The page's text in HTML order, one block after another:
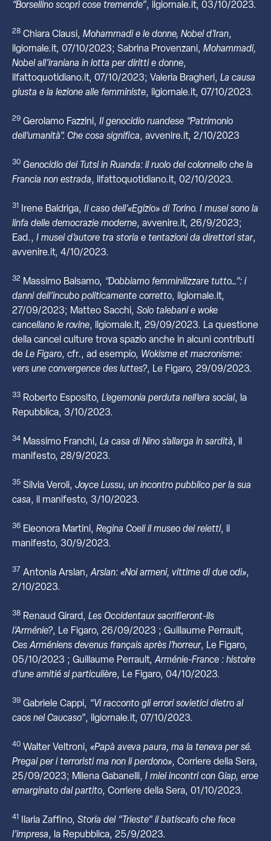
“Borsellino scoprì cose tremende”, ilgiornale.it, 03/10/2023.
28 Chiara Clausi, Mohammadi e le donne, Nobel d’Iran,
ilgiornale.it, 07/10/2023; Sabrina Provenzani, Mohammadi,
Nobel all’iraniana in lotta per diritti e donne,
ilfattoquotidiano.it, 07/10/2023; Valeria Bragheri, La causa
giusta e la lezione alle femministe, ilgiornale.it, 07/10/2023.
29 Gerolamo Fazzini, Il genocidio ruandese “Patrimonio
dell’umanità”. Che cosa significa, avvenire.it, 2/10/2023
30 Genocidio dei Tutsi in Ruanda: il ruolo del colonnello che la
Francia non estrada, ilfattoquotidiano.it, 02/10/2023.
31 Irene Baldriga, Il caso dell’«Egizio» di Torino. I musei sono la
linfa delle democrazie moderne, avvenire.it, 26/9/2023;
Ead., I musei d’autore tra storia e tentazioni da direttori star,
avvenire.it, 4/10/2023.
32 Massimo Balsamo, “Dobbiamo femminilizzare tutto…”: i
danni dell’incubo politicamente corretto, ilgiornale.it,
27/09/2023; Matteo Sacchi, Solo talebani e woke
cancellano le rovine, ilgiornale.it, 29/09/2023. La questione
della cancel culture trova spazio anche in alcuni contributi
de Le Figaro, cfr., ad esempio, Wokisme et macronisme:
vers une convergence des luttes?, Le Figaro, 29/09/2023.
33 Roberto Esposito, L’egemonia perduta nell’era social, la
Repubblica, 3/10/2023.
34 Massimo Franchi, La casa di Nino s’allarga in sardità, il
manifesto, 28/9/2023.
35 Silvia Veroli, Joyce Lussu, un incontro pubblico per la sua
casa, il manifesto, 3/10/2023.
36 Eleonora Martini, Regina Coeli il museo dei reietti, il
manifesto, 30/9/2023.
37 Antonia Arslan,Arslan: «Noi armeni, vittime di due odi»,
2/10/2023.
38 Renaud Girard, Les Occidentaux sacrifieront-ils
l’Arménie?, Le Figaro, 26/09/2023 ; Guillaume Perrault,
Ces Arméniens devenus français après l’horreur, Le Figaro,
05/10/2023 ; Guillaume Perrault,Arménie-France : histoire
d’une amitié si particulière, Le Figaro, 04/10/2023.
39 Gabriele Cappi, “Vi racconto gli errori sovietici dietro al
caos nel Caucaso”, ilgiornale.it, 07/10/2023.
40 Walter Veltroni, «Papà aveva paura, ma la teneva per sé.
Pregai per i terroristi ma non li perdono», Corriere della Sera,
25/09/2023; Milena Gabanelli, I miei incontri con Giap, eroe
emarginato dal partito, Corriere della Sera, 01/10/2023.
41 Ilaria Zaffino, Storia del “Trieste” il batiscafo che fece
l’impresa, la Repubblica, 25/9/2023.